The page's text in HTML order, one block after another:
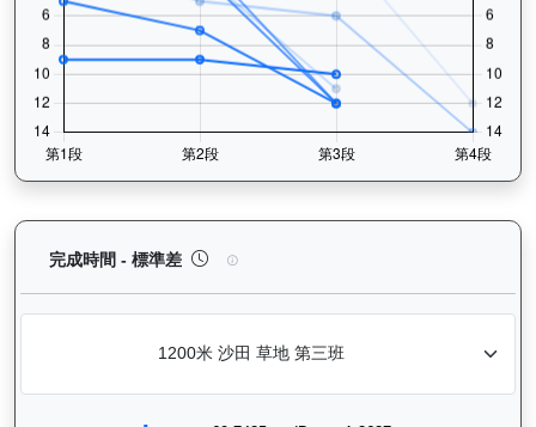
完成時間 - 標準差 長勝金剛（K266）— 完成時間標準差